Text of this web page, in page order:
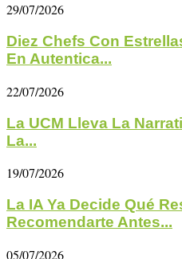
29/07/2026
Diez Chefs Con
En Autentica...
22/07/2026
La UCM Lleva La
La...
19/07/2026
La IA Ya Decide Qué
Recomendarte Antes...
05/07/2026